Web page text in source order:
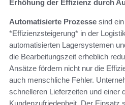
Erhöhung der Effizienz durch
Automatisierte Prozesse sind
*Effizienzsteigerung* in der
automatisierten Lagersystemen
die Bearbeitungszeit erheblich
Ansätze fördern nicht nur die
auch menschliche Fehler.
schnelleren Lieferzeiten und einer
Kundenzufriedenheit. Der Einsatz